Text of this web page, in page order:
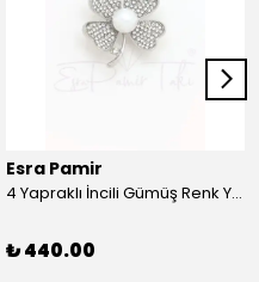
Esra Pamir
4 Yapraklı İncili Gümüş Renk Yonca Broş
₺ 440.00